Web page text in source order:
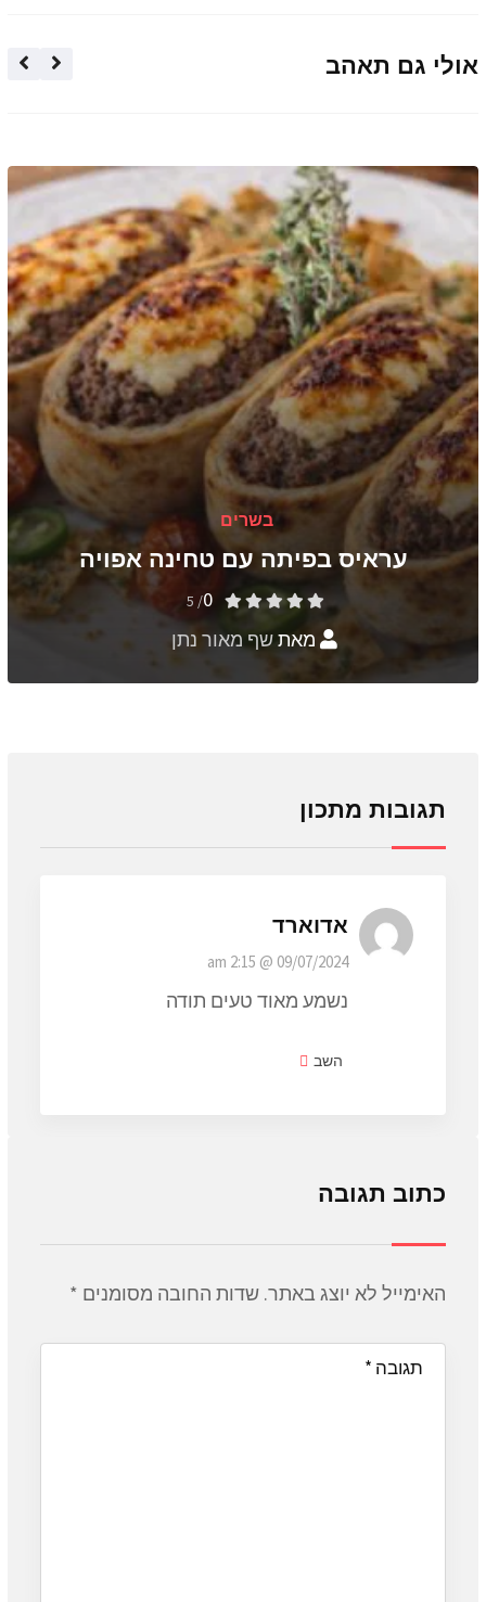
אולי גם תאהב
בשרים
עראיס בפיתה עם טחינה אפויה
0
/ 5
מאתשף מאור נתן
תגובות מתכון
אדוארד
09/07/2024 @ 2:15 am
נשמע מאוד טעים תודה
השב
כתוב תגובה
האימייל לא יוצג באתר. שדות החובה מסומנים *